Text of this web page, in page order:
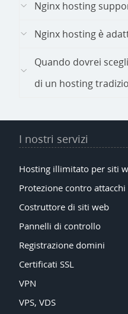
Nginx hosting
Nginx hosting è
Quando dovrei
di un hosting
I nostri servizi
Hosting illimitato per siti
Protezione contro attacchi
Costruttore di siti web
Pannelli di controllo
Registrazione domini
Certificati SSL
VPN
VPS, VDS